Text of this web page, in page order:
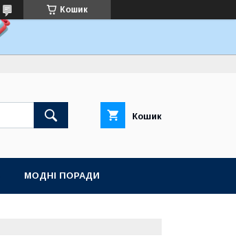
Кошик
Кошик
МОДНІ ПОРАДИ